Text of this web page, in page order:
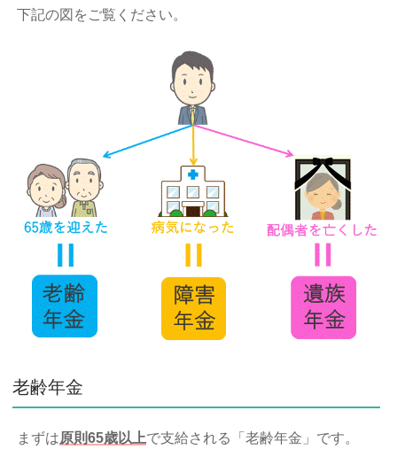
下記の図をご覧ください。
老齢年金
まずは原則65歳以上で支給される「老齢年金」です。